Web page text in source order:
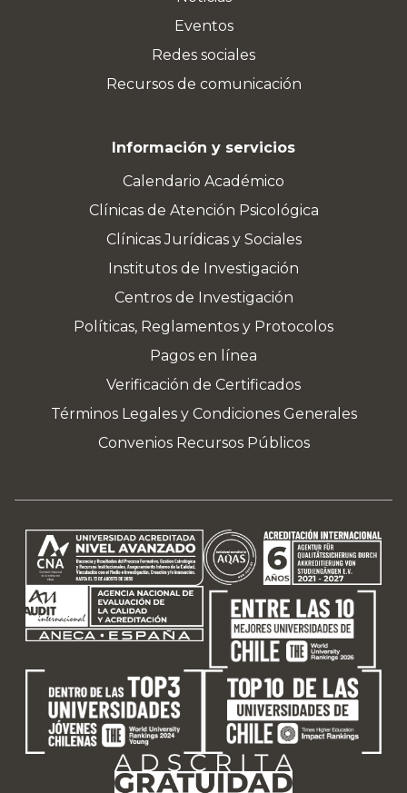
Eventos
Redes sociales
Recursos de comunicación
Información y servicios
Calendario Académico
Clínicas de Atención Psicológica
Clínicas Jurídicas y Sociales
Institutos de Investigación
Centros de Investigación
Políticas, Reglamentos y Protocolos
Pagos en línea
Verificación de Certificados
Términos Legales y Condiciones Generales
Convenios Recursos Públicos